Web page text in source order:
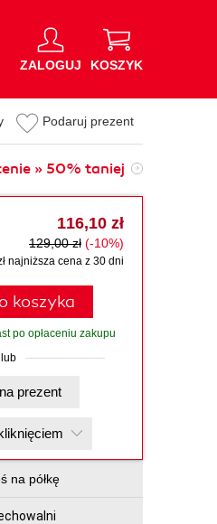
ZALOGUJ KOSZYK
Podaruj prezent
» 50% taniej
116,10 zł
129,00 zł (-10%)
najniższa cena z 30 dni
koszyka
po opłaceniu zakupu
lub
Kup na prezent
na półkę